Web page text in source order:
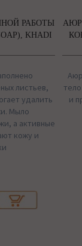
РАБОТЫ
KHADI
листьев,
удалить
Мыло
а активные
кожу и
и